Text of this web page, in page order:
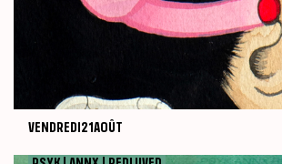
VENDREDI 21AOÛT